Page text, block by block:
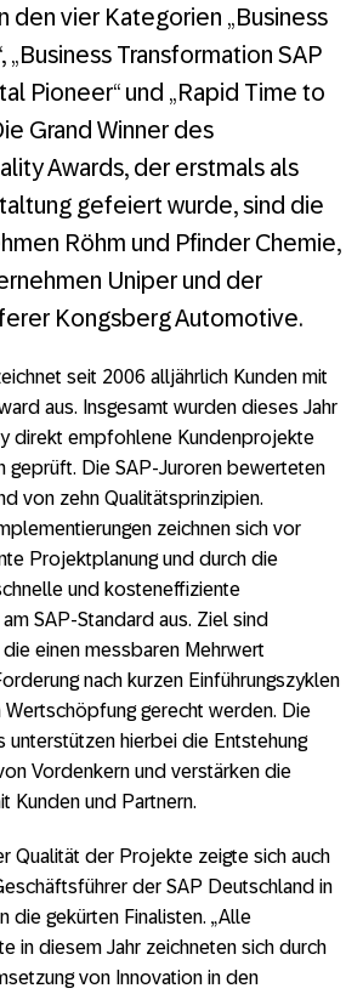
den vier Kategorien „Business
„Business Transformation SAP
Pioneer“ und „Rapid Time to
Grand Winner des
Awards, der erstmals als
gefeiert wurde, sind die
Röhm und Pfinder Chemie,
Uniper und der
Kongsberg Automotive.
seit 2006 alljährlich Kunden mit
aus. Insgesamt wurden dieses Jahr
direkt empfohlene Kundenprojekte
geprüft. Die SAP-Juroren bewerteten
von zehn Qualitätsprinzipien.
zeichnen sich vor
Projektplanung und durch die
und kosteneffiziente
SAP-Standard aus. Ziel sind
einen messbaren Mehrwert
nach kurzen Einführungszyklen
Wertschöpfung gerecht werden. Die
unterstützen hierbei die Entstehung
Vordenkern und verstärken die
Kunden und Partnern.
Qualität der Projekte zeigte sich auch
der SAP Deutschland in
die gekürten Finalisten. „Alle
in diesem Jahr zeichneten sich durch
von Innovation in den